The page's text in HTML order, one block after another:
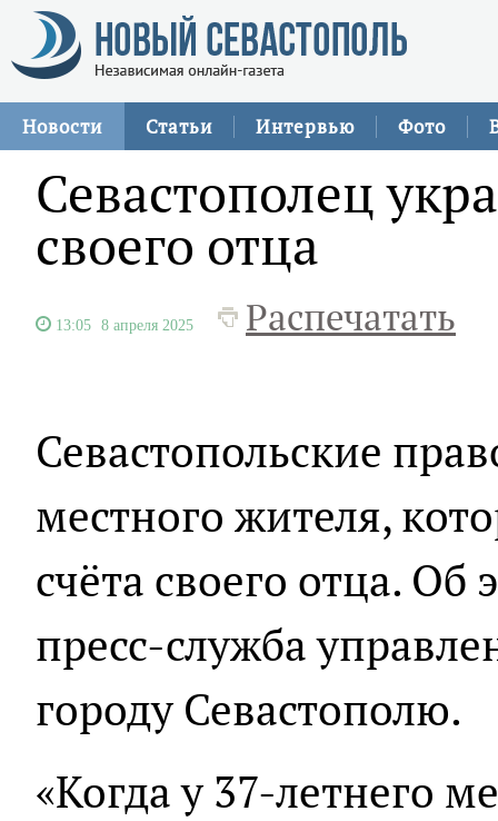
Новости Статьи Интервью Фото
Севастополец
своего отца
13:05 8 апреля 2025 Распечатать
Севастопольские
местного жителя,
счёта своего отца.
пресс-служба
городу Севастополю.
«Когда у 37-летнего